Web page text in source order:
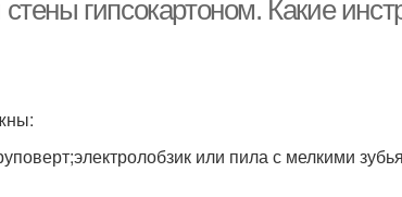
гипсокартоном. Какие
или пила с мелкими